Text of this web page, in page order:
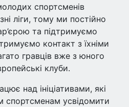
спортсменів
ліги, тому ми постійно
та підтримуємо
контакт з їхніми
гравців вже з юного
клуби.
над ініціативами, які
усвідомити